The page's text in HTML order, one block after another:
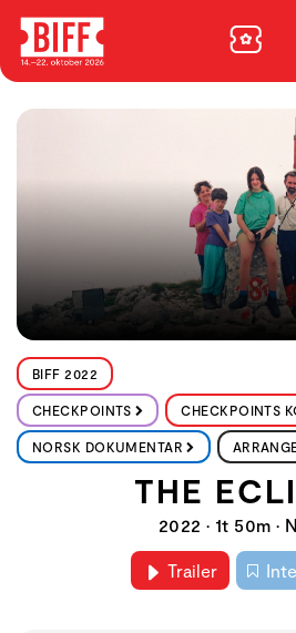
BIFF 2022
CHECKPOINTS CHECKPOINTS
NORSK DOKUMENTAR
THE
2022 • 1t 50m •
Trailer